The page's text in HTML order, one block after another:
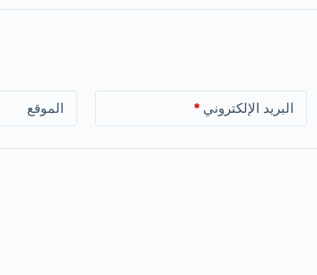
البريد الإلكتروني * الموقع